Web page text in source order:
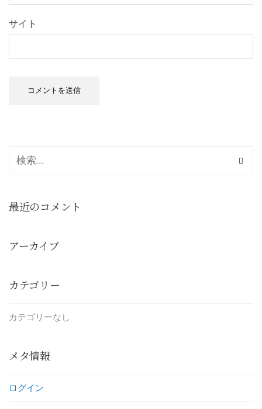
サイト
最近のコメント
アーカイブ
カテゴリー
カテゴリーなし
メタ情報
ログイン